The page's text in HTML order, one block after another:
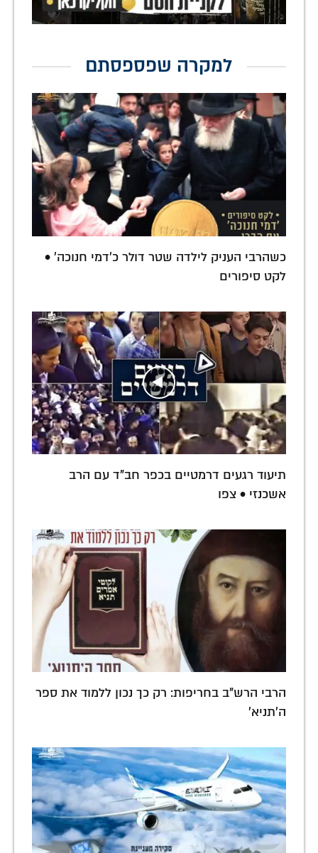
למקרה שפספסתם
כשהרבי העניק לילדה שטר דולר כ'דמי חנוכה' •
לקט סיפורים
תיעוד רגעים דרמטיים בכפר חב"ד עם הרב
אשכנזי • צפו
הרבי הרש"ב בחריפות: רק כך נכון ללמוד את ספר
ה'תניא'